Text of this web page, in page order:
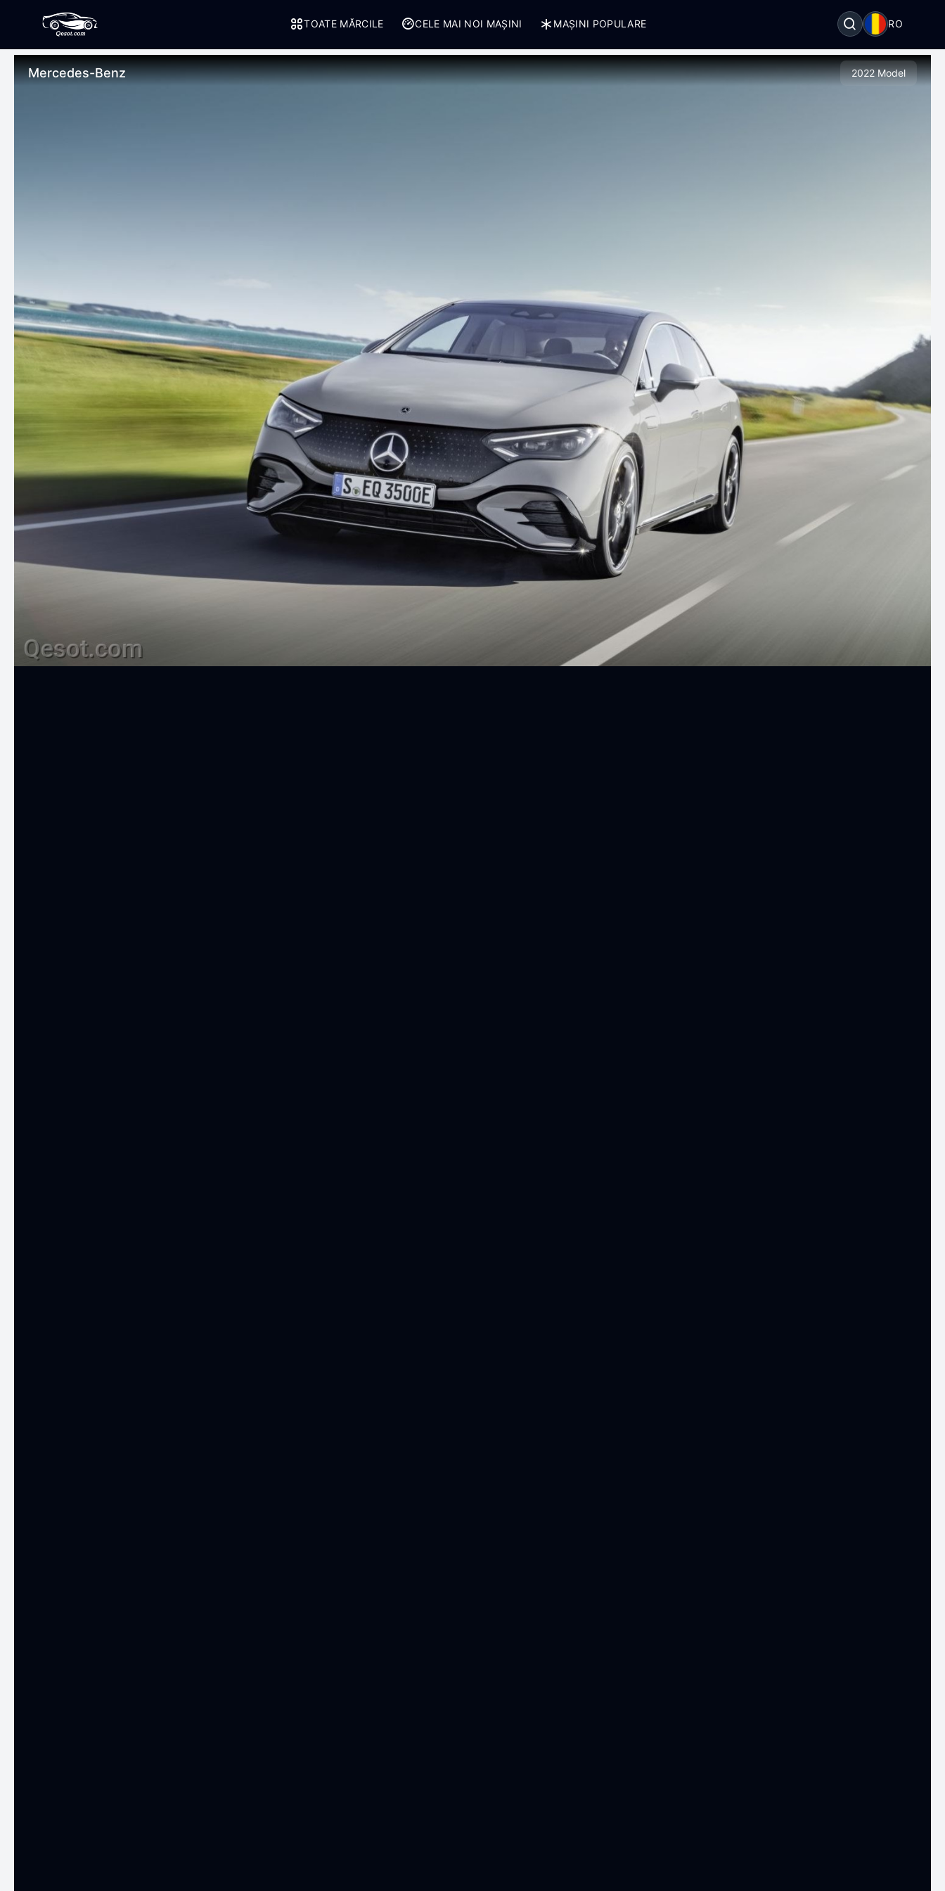
TOATE MĂRCILE CELE MAI NOI MAȘINI MAȘINI POPULARE RO
Mercedes-Benz 2022 Model